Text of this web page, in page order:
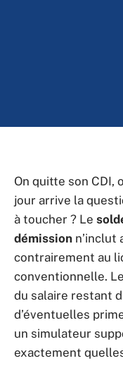
On quitte son CDI,
jour arrive la
à toucher ? Le
démission n’inclut
contrairement au
conventionnelle.
du salaire restant
d’éventuelles
un simulateur
exactement